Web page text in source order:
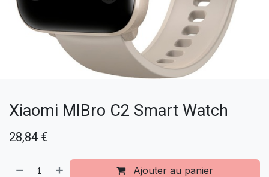
Xiaomi MIBro C2 Smart Watch
28,84 €
Ajouter au panier